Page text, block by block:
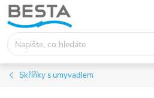
Přejít
na
obsah
Skříňky s umyvadlem